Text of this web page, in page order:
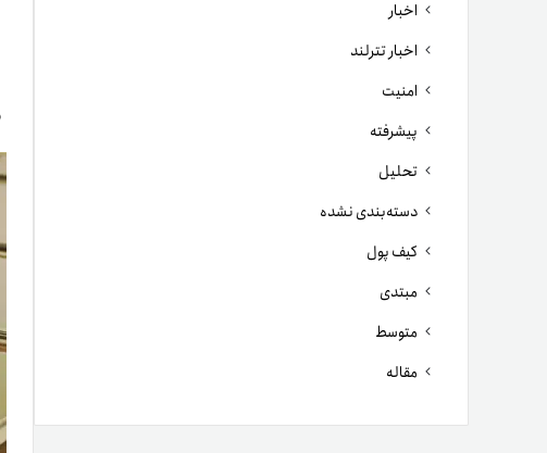
اخبار
اخبار تترلند
امنیت
پیشرفته
تحلیل
دسته‌بندی نشده
کیف پول
مبتدی
متوسط
مقاله